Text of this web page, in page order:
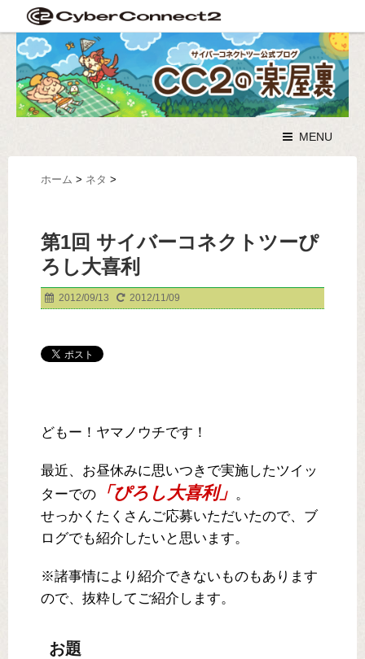
MENU
ホーム > ネタ >
第1回 サイバーコネクトツーぴ
ろし大喜利
2012/09/13 2012/11/09
どもー！ヤマノウチです！
最近、お昼休みに思いつきで実施したツイッ
ターでの
「ぴろし大喜利」 。
せっかくたくさんご応募いただいたので、ブ
ログでも紹介したいと思います。
※諸事情により紹介できないものもあります
ので、抜粋してご紹介します。
お題